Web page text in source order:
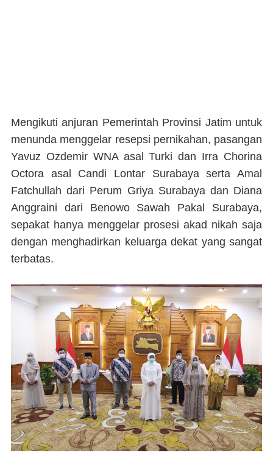
Mengikuti anjuran Pemerintah Provinsi Jatim untuk
menunda menggelar resepsi pernikahan, pasangan
Yavuz Ozdemir WNA asal Turki dan Irra Chorina
Octora asal Candi Lontar Surabaya serta Amal
Fatchullah dari Perum Griya Surabaya dan Diana
Anggraini dari Benowo Sawah Pakal Surabaya,
sepakat hanya menggelar prosesi akad nikah saja
dengan menghadirkan keluarga dekat yang sangat
terbatas.